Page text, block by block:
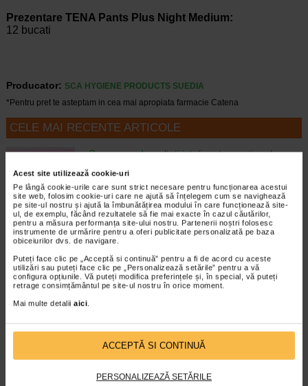
Acest site utilizează cookie-uri
Pe lângă cookie-urile care sunt strict necesare pentru funcționarea acestui
site web, folosim cookie-uri care ne ajută să înțelegem cum se navighează
pe site-ul nostru și ajută la îmbunătățirea modului în care funcționează site-
ul, de exemplu, făcând rezultatele să fie mai exacte în cazul căutărilor,
pentru a măsura performanța site-ului nostru. Partenerii noștri folosesc
instrumente de urmărire pentru a oferi publicitate personalizată pe baza
obiceiurilor dvs. de navigare.
Puteți face clic pe „Acceptă si continuă” pentru a fi de acord cu aceste
utilizări sau puteți face clic pe „Personalizează setările” pentru a vă
configura opțiunile. Vă puteți modifica preferințele și, în special, vă puteți
retrage consimțământul pe site-ul nostru în orice moment.
Mai multe detalii aici.
ACCEPTĂ SI CONTINUĂ
PERSONALIZEAZĂ SETĂRILE
Prezentare TENA Pants Plus Night Medium:
12 bucati
Producator: SCA HYGIENE PRODUCTS SUEDIA
*Pentru pret te asteptam in cea mai apropiata farmacie Catena
CELE MAI RECENTE ARTICOLE
Cum sa va dezvoltati inteligenta emotionala:
Boli neurologice si psihice
Inteligenta emotionala (EQ) se refera la
capacitatea de a identifica si gestiona
propriile emotii, precum si emotiile celorlalti.
In general, se spune ca inteligenta
emotionala cuprinde cateva abilitati:…
Timp de citire:4 minute, 39 secunde 6 august 2026
Enurezis: cauze, factori declansatori si solutii
Enurezisul este termenul medical pentru
timpul somnului. Este o afectiune frecventa
atat in randul copiilor, cat si al adultilor.
Enurezisul este considerat…
4 minute, 32 secunde